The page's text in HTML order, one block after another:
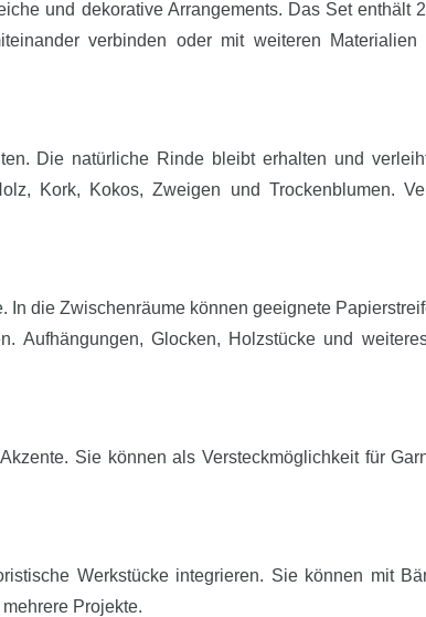
und dekorative Arrangements. Das Set enthält
verbinden oder mit weiteren Materialien
Die natürliche Rinde bleibt erhalten und
Kork, Kokos, Zweigen und Trockenblumen.
die Zwischenräume können geeignete
Aufhängungen, Glocken, Holzstücke und
Sie können als Versteckmöglichkeit für
Werkstücke integrieren. Sie können mit
Projekte.